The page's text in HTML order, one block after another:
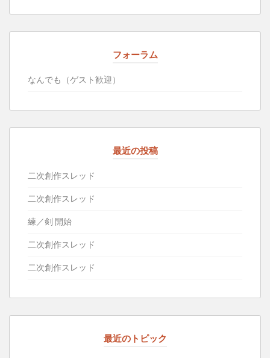
フォーラム
なんでも（ゲスト歓迎）
最近の投稿
二次創作スレッド
二次創作スレッド
練／剣 開始
二次創作スレッド
二次創作スレッド
最近のトピック